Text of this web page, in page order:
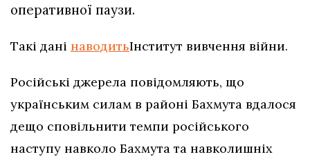
оперативної паузи.
Такі дані наводитьІнститут вивчення війни.
Російські джерела повідомляють, що
українським силам в районі Бахмута вдалося
дещо сповільнити темпи російського
наступу навколо Бахмута та навколишніх